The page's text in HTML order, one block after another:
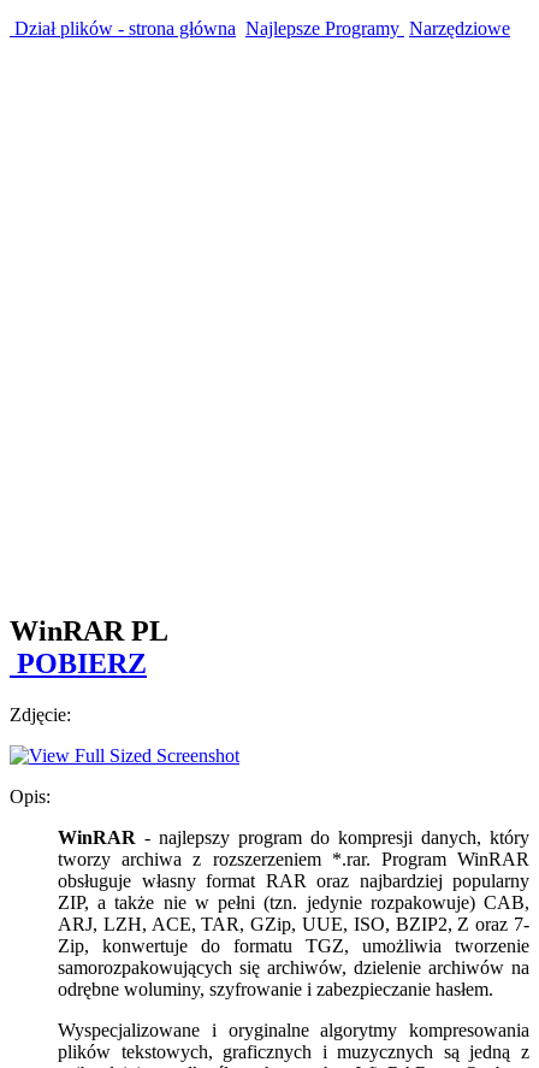
Dział plików - strona główna Najlepsze Programy Narzędziowe
WinRAR PL
POBIERZ
Zdjęcie:
Opis:
WinRAR - najlepszy program do kompresji danych, który
tworzy archiwa z rozszerzeniem *.rar. Program WinRAR
obsługuje własny format RAR oraz najbardziej popularny
ZIP, a także nie w pełni (tzn. jedynie rozpakowuje) CAB,
ARJ, LZH, ACE, TAR, GZip, UUE, ISO, BZIP2, Z oraz 7-
Zip, konwertuje do formatu TGZ, umożliwia tworzenie
samorozpakowujących się archiwów, dzielenie archiwów na
odrębne woluminy, szyfrowanie i zabezpieczanie hasłem.
Wyspecjalizowane i oryginalne algorytmy kompresowania
plików tekstowych, graficznych i muzycznych są jedną z